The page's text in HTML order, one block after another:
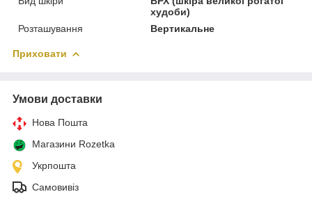
худоби)
Розташування
Вертикальне
Приховати
Умови доставки
Нова Пошта
Магазини Rozetka
Укрпошта
Самовивіз